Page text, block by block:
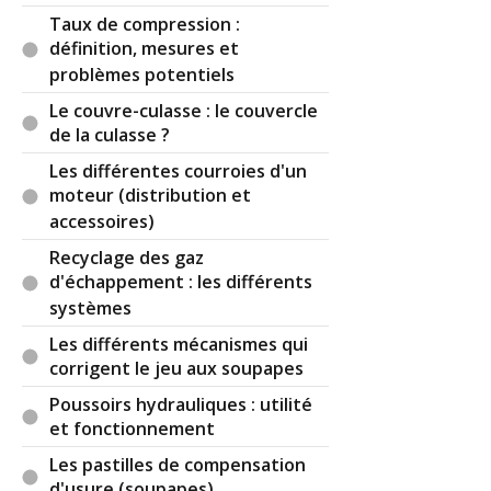
(Votre post sera visible sous le commentaire)
Par Orion(Date : 2019-12-15 19:13:31)
Merci chère ami pour ces informations. Comment
savoir de type de traction est une voiture( avant
ou arrière ou double traction)?
Il y a3réaction(s) sur ce commentaire :
ParAdmin
ADMINISTRATEUR DU SITE
(2019-12-16 15:25:30) : Je ne saisis pas bien la
question.
Sachez que les fiches du site indiquent
Taux de compression :
définition, mesures et
problèmes potentiels
Le couvre-culasse : le couvercle
de la culasse ?
Les différentes courroies d'un
moteur (distribution et
accessoires)
Recyclage des gaz
d'échappement : les différents
systèmes
Les différents mécanismes qui
corrigent le jeu aux soupapes
Poussoirs hydrauliques : utilité
et fonctionnement
Les pastilles de compensation